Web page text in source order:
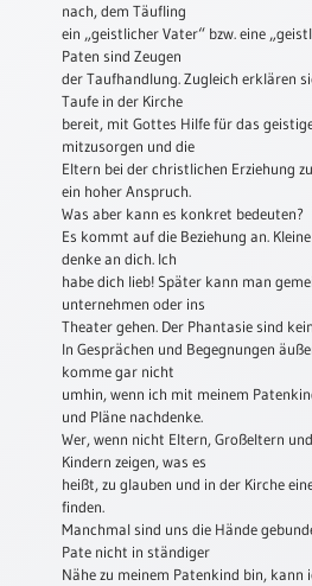
Konfirmation
Firmung
Erstkommunion
Liebe
(Jubel)Hochzeit
Einzug
Frühjahr
Ostern
Weihnachten
Jahreswechsel
Neutral
Urkunden
Sortimente
nach, dem Täufling
ein „geistlicher Vater“ bzw. eine
Paten sind Zeugen
der Taufhandlung. Zugleich erklären
Taufe in der Kirche
bereit, mit Gottes Hilfe für das
mitzusorgen und die
Eltern bei der christlichen Erziehung
ein hoher Anspruch.
Was aber kann es konkret bedeuten?
Es kommt auf die Beziehung an.
denke an dich. Ich
habe dich lieb! Später kann man
unternehmen oder ins
Theater gehen. Der Phantasie sind
In Gesprächen und Begegnungen
komme gar nicht
umhin, wenn ich mit meinem
und Pläne nachdenke.
Wer, wenn nicht Eltern, Großeltern
Kindern zeigen, was es
heißt, zu glauben und in der Kirche
finden.
Manchmal sind uns die Hände
Pate nicht in ständiger
Nähe zu meinem Patenkind bin, kann